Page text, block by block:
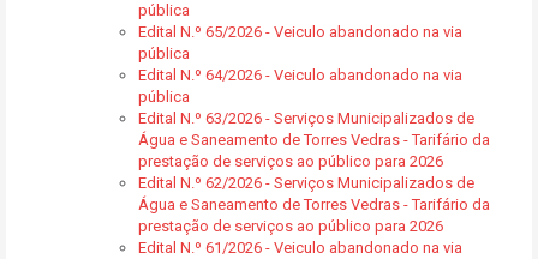
pública
Edital N.º 65/2026 - Veiculo abandonado na via
pública
Edital N.º 64/2026 - Veiculo abandonado na via
pública
Edital N.º 63/2026 - Serviços Municipalizados de
Água e Saneamento de Torres Vedras - Tarifário da
prestação de serviços ao público para 2026
Edital N.º 62/2026 - Serviços Municipalizados de
Água e Saneamento de Torres Vedras - Tarifário da
prestação de serviços ao público para 2026
Edital N.º 61/2026 - Veiculo abandonado na via